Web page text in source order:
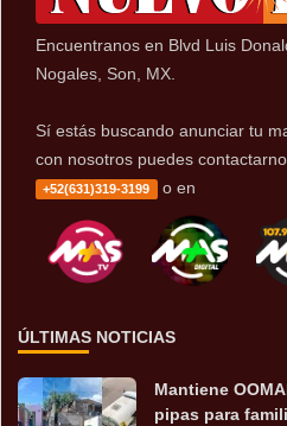
Encuentranos en Blvd Luis
Nogales, Son, MX.
Sí estás buscando anunciar tu
con nosotros puedes
+52(631)319-3199 o en
ÚLTIMAS NOTICIAS
Mantiene
pipas para